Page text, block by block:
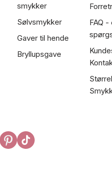
smykker
Sølvsmykker
Gaver til hende
Bryllupsgave
FAQ